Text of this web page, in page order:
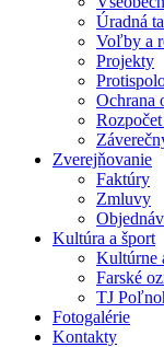
Úradná
Voľby a
Projekty
Ochrana
Zverejňovanie
Faktúry
Zmluvy
Kultúra a šport
Kultúrne
Farské
TJ
Fotogalérie
Kontakty